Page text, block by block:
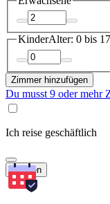
KinderAlter: 0 bis
Zimmer hinzufügen
Du musst 9 oder mehr
Ich reise geschäftlich
Suchen